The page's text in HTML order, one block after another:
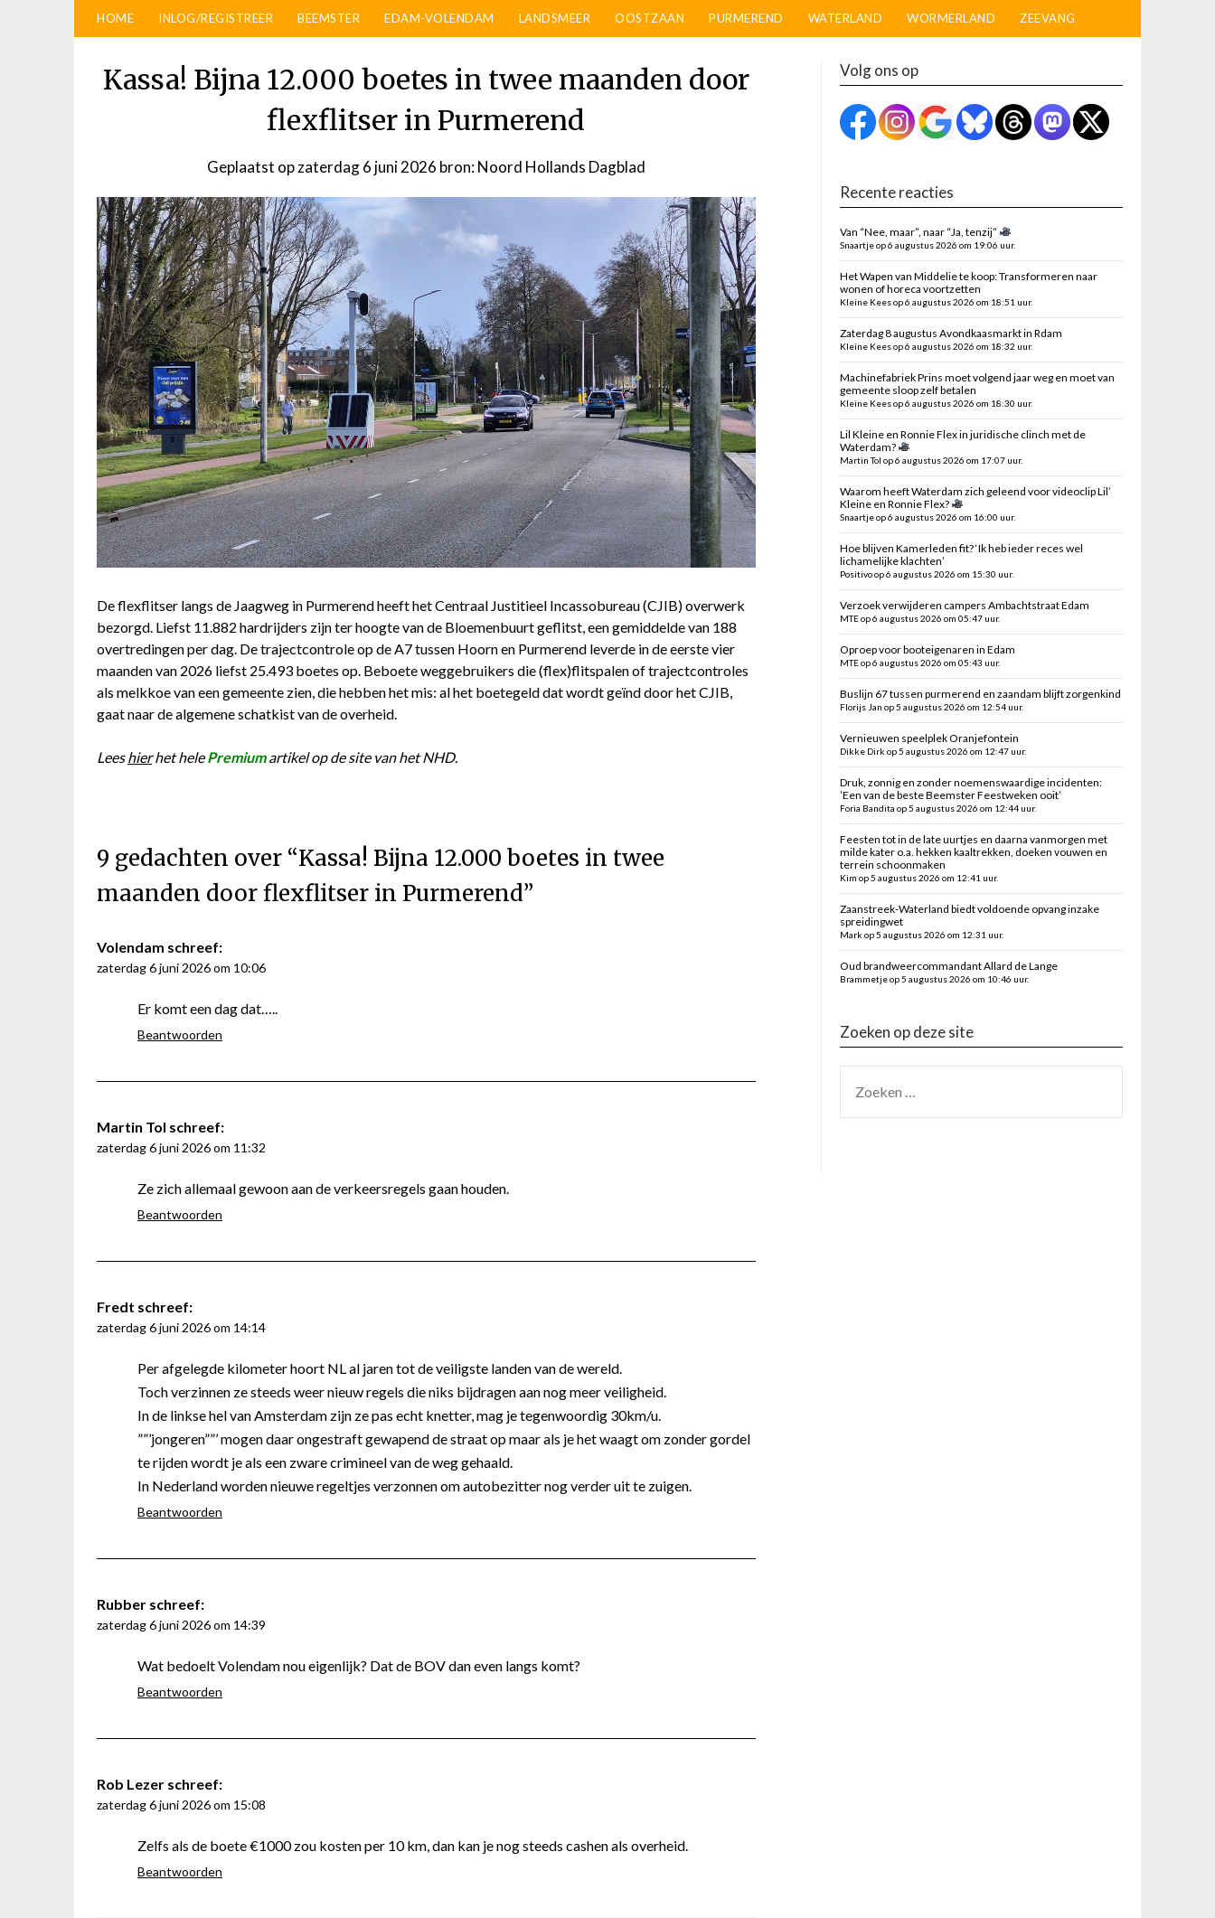
HOME INLOG/REGISTREER BEEMSTER EDAM-VOLENDAM LANDSMEER OOSTZAAN PURMEREND WATERLAND WORMERLAND ZEEVANG
Kassa! Bijna 12.000 boetes in twee maanden door
flexflitser in Purmerend
Geplaatst opzaterdag 6 juni 2026 door
bron: Noord Hollands Dagblad
De flexflitser langs de Jaagweg in Purmerend heeft het Centraal Justitieel Incassobureau (CJIB) overwerk
bezorgd. Liefst 11.882 hardrijders zijn ter hoogte van de Bloemenbuurt geflitst, een gemiddelde van 188
overtredingen per dag. De trajectcontrole op de A7 tussen Hoorn en Purmerend leverde in de eerste vier
maanden van 2026 liefst 25.493 boetes op. Beboete weggebruikers die (flex)flitspalen of trajectcontroles
als melkkoe van een gemeente zien, die hebben het mis: al het boetegeld dat wordt geïnd door het CJIB,
gaat naar de algemene schatkist van de overheid.
Leeshierhet helePremium artikel op de site van het NHD.
9 gedachten over “Kassa! Bijna 12.000 boetes in twee
maanden door flexflitser in Purmerend”
Volendam schreef:
zaterdag 6 juni 2026 om 10:06
Er komt een dag dat…..
Beantwoorden
Martin Tol schreef:
zaterdag 6 juni 2026 om 11:32
Ze zich allemaal gewoon aan de verkeersregels gaan houden.
Beantwoorden
Fredt schreef:
zaterdag 6 juni 2026 om 14:14
Per afgelegde kilometer hoort NL al jaren tot de veiligste landen van de wereld.
Toch verzinnen ze steeds weer nieuw regels die niks bijdragen aan nog meer veiligheid.
In de linkse hel van Amsterdam zijn ze pas echt knetter, mag je tegenwoordig 30km/u.
””’jongeren””’ mogen daar ongestraft gewapend de straat op maar als je het waagt om zonder gordel
te rijden wordt je als een zware crimineel van de weg gehaald.
In Nederland worden nieuwe regeltjes verzonnen om autobezitter nog verder uit te zuigen.
Beantwoorden
Rubber schreef:
zaterdag 6 juni 2026 om 14:39
Wat bedoelt Volendam nou eigenlijk? Dat de BOV dan even langs komt?
Beantwoorden
Rob Lezer schreef:
zaterdag 6 juni 2026 om 15:08
Zelfs als de boete €1000 zou kosten per 10 km, dan kan je nog steeds cashen als overheid.
Beantwoorden
Volg ons op
Recente reacties
Van “Nee, maar”, naar “Ja, tenzij”
Snaartje op 6 augustus 2026 om 19:06 uur.
Het Wapen van Middelie te koop: Transformeren naar
wonen of horeca voortzetten
Kleine Kees op 6 augustus 2026 om 18:51 uur.
Zaterdag 8 augustus Avondkaasmarkt in Rdam
Kleine Kees op 6 augustus 2026 om 18:32 uur.
Machinefabriek Prins moet volgend jaar weg en moet van
gemeente sloop zelf betalen
Kleine Kees op 6 augustus 2026 om 18:30 uur.
Lil Kleine en Ronnie Flex in juridische clinch met de
Waterdam?
Martin Tol op 6 augustus 2026 om 17:07 uur.
Waarom heeft Waterdam zich geleend voor videoclip Lil’
Kleine en Ronnie Flex?
Snaartje op 6 augustus 2026 om 16:00 uur.
Hoe blijven Kamerleden fit? ‘Ik heb ieder reces wel
lichamelijke klachten’
Positivo op 6 augustus 2026 om 15:30 uur.
Verzoek verwijderen campers Ambachtstraat Edam
MTE op 6 augustus 2026 om 05:47 uur.
Oproep voor booteigenaren in Edam
MTE op 6 augustus 2026 om 05:43 uur.
Buslijn 67 tussen purmerend en zaandam blijft zorgenkind
Florijs Jan op 5 augustus 2026 om 12:54 uur.
Vernieuwen speelplek Oranjefontein
Dikke Dirk op 5 augustus 2026 om 12:47 uur.
Druk, zonnig en zonder noemenswaardige incidenten:
’Een van de beste Beemster Feestweken ooit’
Foria Bandita op 5 augustus 2026 om 12:44 uur.
Feesten tot in de late uurtjes en daarna vanmorgen met
milde kater o.a. hekken kaaltrekken, doeken vouwen en
terrein schoonmaken
Kim op 5 augustus 2026 om 12:41 uur.
Zaanstreek-Waterland biedt voldoende opvang inzake
spreidingwet
Mark op 5 augustus 2026 om 12:31 uur.
Oud brandweercommandant Allard de Lange
Brammetje op 5 augustus 2026 om 10:46 uur.
Zoeken op deze site